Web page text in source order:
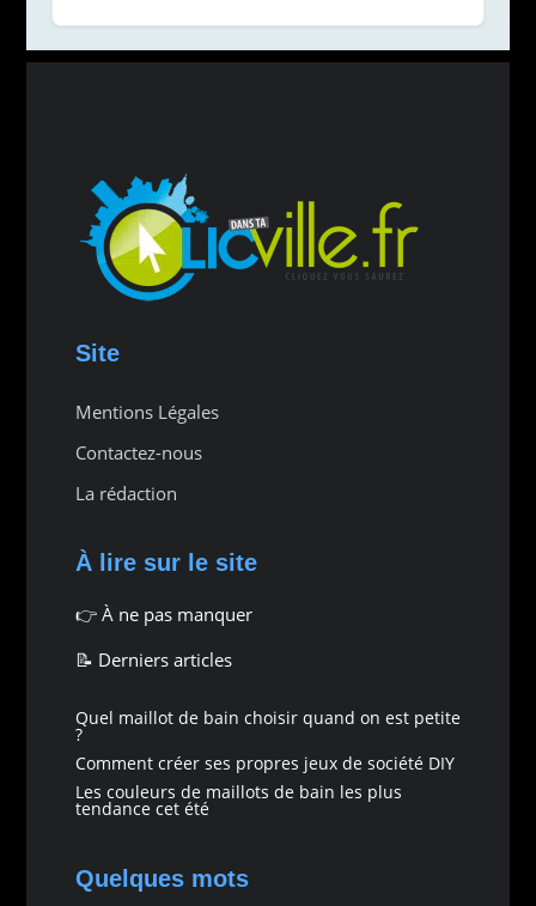
Site
Mentions Légales
Contactez-nous
La rédaction
À lire sur le site
👉 À ne pas manquer
📝 Derniers articles
Quel maillot de bain choisir quand on est petite
?
Comment créer ses propres jeux de société DIY
Les couleurs de maillots de bain les plus
tendance cet été
Quelques mots